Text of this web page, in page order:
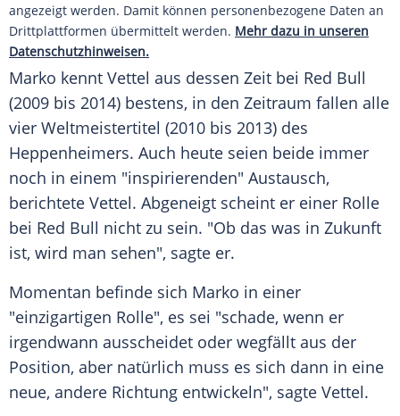
angezeigt werden. Damit können personenbezogene Daten an
Drittplattformen übermittelt werden. Mehr dazu in unseren
Datenschutzhinweisen.
Marko kennt Vettel aus dessen Zeit bei Red Bull
(2009 bis 2014) bestens, in den Zeitraum fallen alle
vier Weltmeistertitel (2010 bis 2013) des
Heppenheimers. Auch heute seien beide immer
noch in einem "inspirierenden" Austausch,
berichtete Vettel. Abgeneigt scheint er einer Rolle
bei Red Bull nicht zu sein. "Ob das was in Zukunft
ist, wird man sehen", sagte er.
Momentan befinde sich Marko in einer
"einzigartigen Rolle", es sei "schade, wenn er
irgendwann ausscheidet oder wegfällt aus der
Position, aber natürlich muss es sich dann in eine
neue, andere Richtung entwickeln", sagte Vettel.